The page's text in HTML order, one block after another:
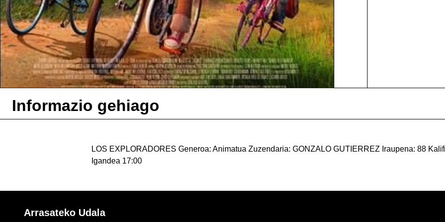
Informazio gehiago
LOS EXPLORADORES Generoa: Animatua Zuzendaria: GONZALO GUTIERREZ Iraupena: 88
Igandea 17:00
Arrasateko Udala